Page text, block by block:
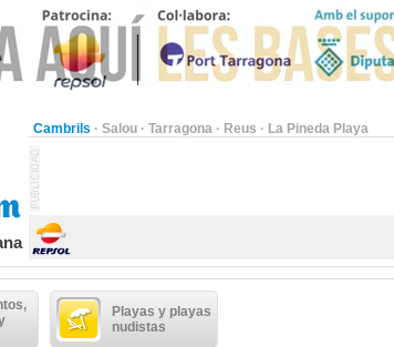
Cambrils · Salou · Tarragona · Reus · La Pineda Playa
Playas y playas
nudistas